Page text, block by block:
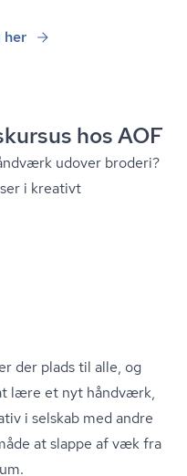
her
hos AOF
udover broderi?
i kreativt
der plads til alle, og
lære et nyt håndværk,
i selskab med andre
at slappe af væk fra